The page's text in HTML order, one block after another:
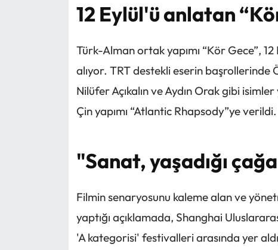
12 Eylül'ü anlatan
Türk-Alman ortak yapımı “Kör Gece”,
alıyor. TRT destekli eserin başrollerinde
Nilüfer Açıkalın ve Aydın Orak gibi
Çin yapımı “Atlantic Rhapsody”ye verildi.
"Sanat, yaşadığı
Filmin senaryosunu kaleme alan ve
yaptığı açıklamada, Shanghai
'A kategorisi' festivalleri arasında yer